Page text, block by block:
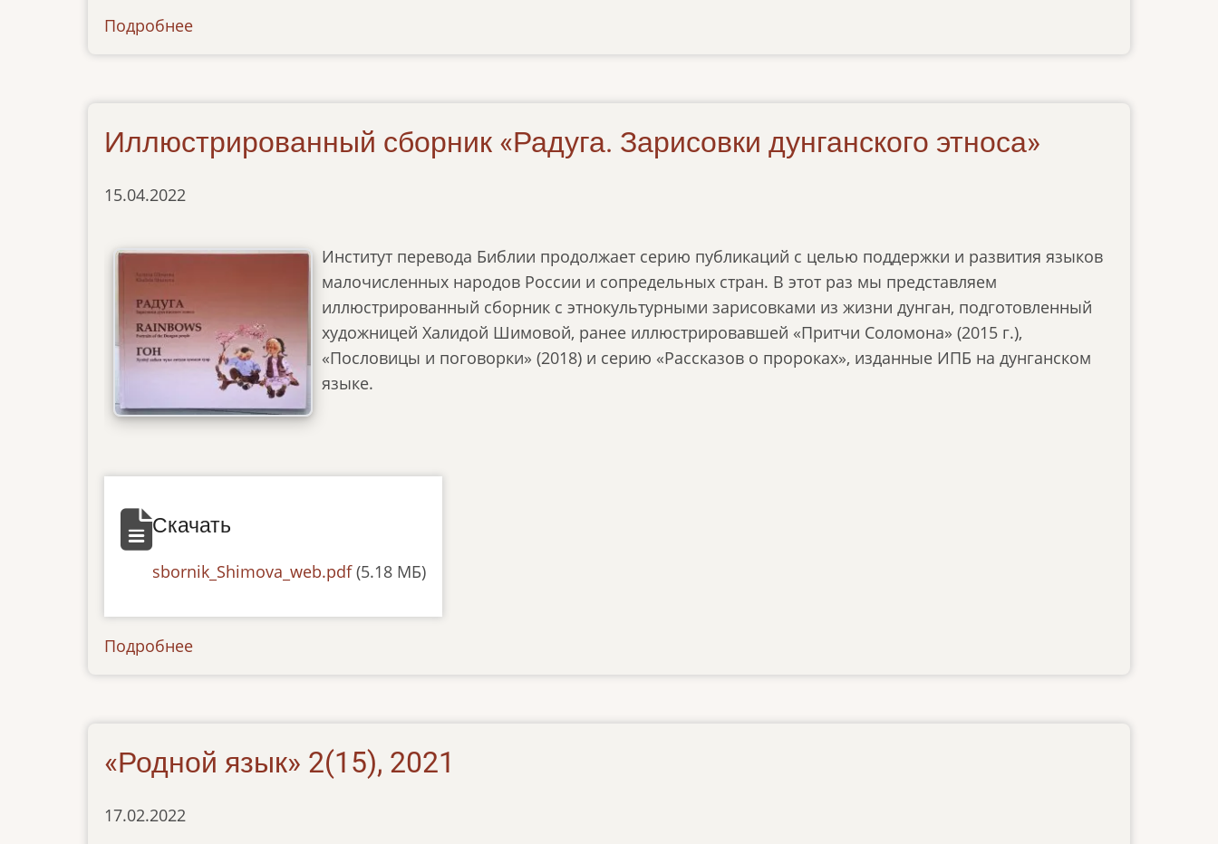
Подробнее
Иллюстрированный сборник «Радуга. Зарисовки дунганского этноса»
15.04.2022
Институт перевода Библии продолжает серию публикаций с целью поддержки и развития языков
малочисленных народов России и сопредельных стран. В этот раз мы представляем
иллюстрированный сборник с этнокультурными зарисовками из жизни дунган, подготовленный
художницей Халидой Шимовой, ранее иллюстрировавшей «Притчи Соломона» (2015 г.),
«Пословицы и поговорки» (2018) и серию «Рассказов о пророках», изданные ИПБ на дунганском
языке.
Скачать
Документ
sbornik_Shimova_web.pdf (5.18 МБ)
Подробнее
«Родной язык» 2(15), 2021
17.02.2022